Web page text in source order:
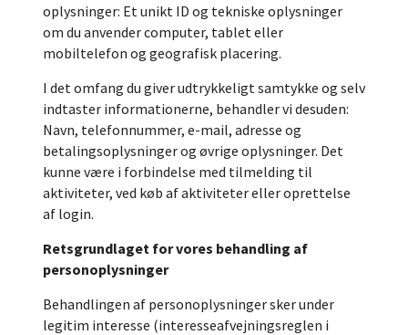
oplysninger: Et unikt ID og tekniske oplysninger
om du anvender computer, tablet eller
mobiltelefon og geografisk placering.
I det omfang du giver udtrykkeligt samtykke og selv
indtaster informationerne, behandler vi desuden:
Navn, telefonnummer, e-mail, adresse og
betalingsoplysninger og øvrige oplysninger. Det
kunne være i forbindelse med tilmelding til
aktiviteter, ved køb af aktiviteter eller oprettelse
af login.
Retsgrundlaget for vores behandling af
personoplysninger
Behandlingen af personoplysninger sker under
legitim interesse (interesseafvejningsreglen i